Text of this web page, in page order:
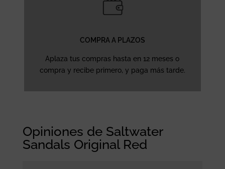
COMPRA A PLAZOS
Aplaza tus compras hasta en 12 meses o
compra y recibe primero, y paga más tarde.
Opiniones de Saltwater
Sandals Original Red